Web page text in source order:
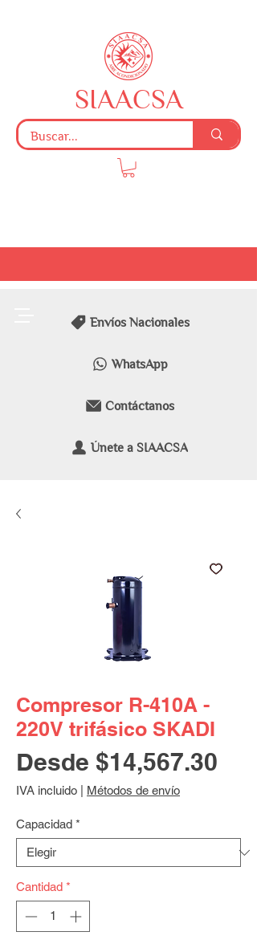
Envíos Nacionales
WhatsApp
Contáctanos
Únete a SIAACSA
SIAACSA
Compresor R-410A -
220V trifásico SKADI
Desde $14,567.30
IVA incluido Métodos de envío
Capacidad *
Cantidad *